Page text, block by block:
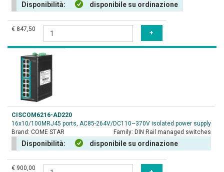
Disponibilità: disponibile su ordinazione
€ 847,50
CISCOM6216-AD220
16x10/100MRJ45 ports, AC85-264V/DC110~370V isolated power supply
Brand: COME STAR Family: DIN Rail managed switches
Disponibilità: disponibile su ordinazione
€ 900,00